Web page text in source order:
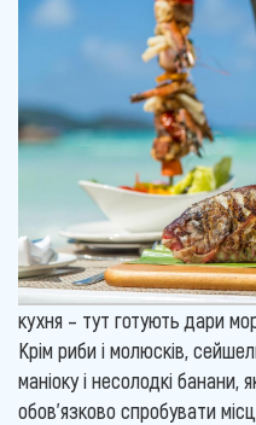
кухня – тут готують дари
Крім риби і молюсків,
маніоку і несолодкі банани,
обов'язково спробувати